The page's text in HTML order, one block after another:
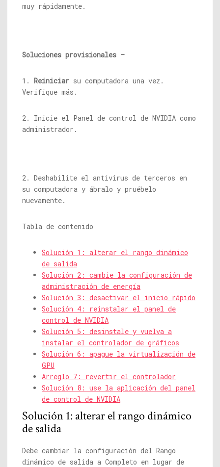
muy rápidamente.
Soluciones provisionales –
1. Reiniciar su computadora una vez.
Verifique más.
2. Inicie el Panel de control de NVIDIA como
administrador.
2. Deshabilite el antivirus de terceros en
su computadora y ábralo y pruébelo
nuevamente.
Tabla de contenido
Solución 1: alterar el rango dinámico
de salida
Solución 2: cambie la configuración de
administración de energía
Solución 3: desactivar el inicio rápido
Solución 4: reinstalar el panel de
control de NVIDIA
Solución 5: desinstale y vuelva a
instalar el controlador de gráficos
Solución 6: apague la virtualización de
GPU
Arreglo 7: revertir el controlador
Solución 8: use la aplicación del panel
de control de NVIDIA
Solución 1: alterar el rango dinámico
de salida
Debe cambiar la configuración del Rango
dinámico de salida a Completo en lugar de